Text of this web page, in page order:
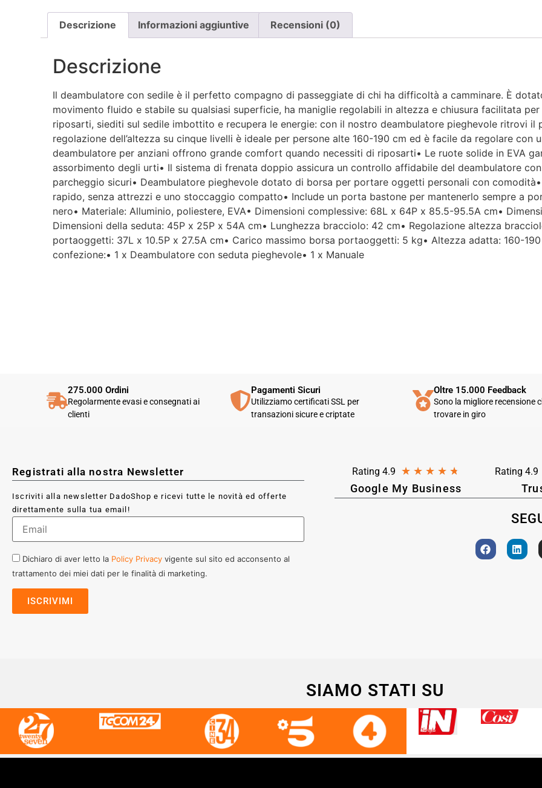
stato comunicato che erano in
corriere. Da allora nessun
Per un'azienda che vende
esclusivamente online, mi
aspettavo un servizio clienti molto
più efficiente. L'assistenza è
disponibile solo in fasce orarie
molto limitate e, nel mio caso, la
gestione del post-vendita è stata
lenta e poco rassicurante.
Un errore nella spedizione può
capitare, ma è il modo in cui viene
gestito che fa la differenza.
Purtroppo, la mia esperienza è
Descrizione Informazioni aggiuntive Recensioni (0)
Descrizione
Il deambulatore con sedile è il perfetto compagno di passeggiate di chi ha difficoltà a camminare. È
movimento fluido e stabile su qualsiasi superficie, ha maniglie regolabili in altezza e chiusura facilitata
riposarti, siediti sul sedile imbottito e recupera le energie: con il nostro deambulatore pieghevole ritrovi il
regolazione dell’altezza su cinque livelli è ideale per persone alte 160-190 cm ed è facile da regolare con
deambulatore per anziani offrono grande comfort quando necessiti di riposarti• Le ruote solide in EVA
assorbimento degli urti• Il sistema di frenata doppio assicura un controllo affidabile del deambulatore
parcheggio sicuri• Deambulatore pieghevole dotato di borsa per portare oggetti personali con
rapido, senza attrezzi e uno stoccaggio compatto• Include un porta bastone per mantenerlo sempre a
nero• Materiale: Alluminio, poliestere, EVA• Dimensioni complessive: 68L x 64P x 85.5-95.5A cm•
Dimensioni della seduta: 45P x 25P x 54A cm• Lunghezza bracciolo: 42 cm• Regolazione altezza
portaoggetti: 37L x 10.5P x 27.5A cm• Carico massimo borsa portaoggetti: 5 kg• Altezza adatta: 160-
confezione:• 1 x Deambulatore con seduta pieghevole• 1 x Manuale
275.000 Ordini
Regolarmente evasi e consegnati ai
clienti
Pagamenti Sicuri
Utilizziamo certificati SSL per
transazioni sicure e criptate
Oltre 15.000 Feedback
Sono la migliore recensione
trovare in giro
Registrati alla nostra Newsletter
Iscriviti alla newsletter DadoShop e ricevi tutte le novità ed offerte
direttamente sulla tua email!
Dichiaro di aver letto la Policy Privacy vigente sul sito ed acconsento al
trattamento dei miei dati per le finalità di marketing.
Rating 4.9 ★ ★ ★ ★ ★
Google My Business
Rating 4.9
SIAMO STATI SU